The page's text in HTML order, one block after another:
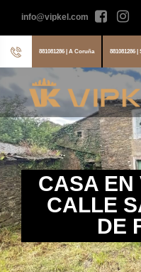
info@vipkel.com
881081286 | A Coruña 881081286
CASA EN
CALLE
DE